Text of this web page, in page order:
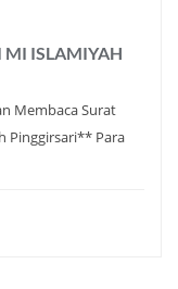
MI ISLAMIYAH
Membaca Surat
Pinggirsari** Para